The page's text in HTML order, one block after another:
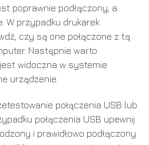
poprawnie podłączony, a
W przypadku drukarek
czy są one połączone z tą
Następnie warto
widoczna w systemie
urządzenie.
połączenia USB lub
połączenia USB upewnij
i prawidłowo podłączony